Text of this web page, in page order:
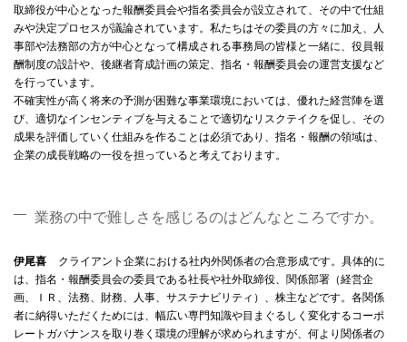
取締役が中心となった報酬委員会や指名委員会が設立されて、その中で仕組
みや決定プロセスが議論されています。私たちはその委員の方々に加え、人
事部や法務部の方が中心となって構成される事務局の皆様と一緒に、役員報
酬制度の設計や、後継者育成計画の策定、指名・報酬委員会の運営支援など
を行っています。
不確実性が高く将来の予測が困難な事業環境においては、優れた経営陣を選
び、適切なインセンティブを与えることで適切なリスクテイクを促し、その
成果を評価していく仕組みを作ることは必須であり、指名・報酬の領域は、
企業の成長戦略の一役を担っていると考えております。
業務の中で難しさを感じるのはどんなところですか。
伊尾喜
クライアント企業における社内外関係者の合意形成です。具体的に
は、指名・報酬委員会の委員である社長や社外取締役、関係部署（経営企
画、ＩＲ、法務、財務、人事、サステナビリティ）、株主などです。各関係
者に納得いただくためには、幅広い専門知識や目まぐるしく変化するコーポ
レートガバナンスを取り巻く環境の理解が求められますが、何より関係者の